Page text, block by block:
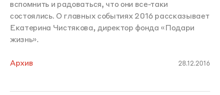
вспомнить и радоваться, что они все-таки
состоялись. О главных событиях 2016 рассказывает
Екатерина Чистякова, директор фонда «Подари
жизнь».
Архив 28.12.2016